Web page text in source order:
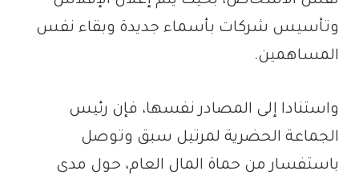
وتأسيس شركات بأسماء جديدة وبقاء نفس
المساهمين.
واستنادا إلى المصادر نفسها، فإن رئيس
الجماعة الحضرية لمرتيل سبق وتوصل
باستفسار من حماة المال العام، حول مدى